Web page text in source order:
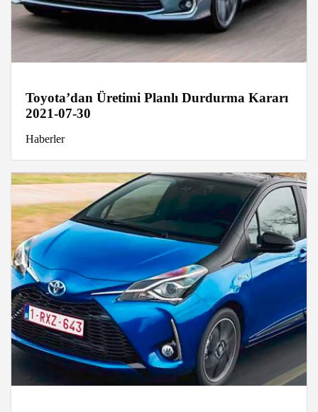
Toyota’dan Üretimi Planlı Durdurma Kararı
2021-07-30
Haberler